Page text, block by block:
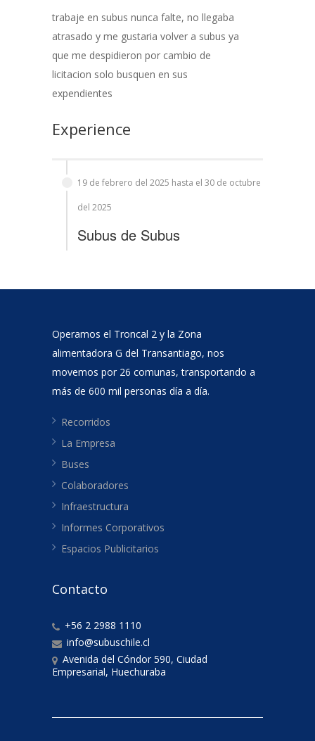
trabaje en subus nunca falte, no llegaba
atrasado y me gustaria volver a subus ya
que me despidieron por cambio de
licitacion solo busquen en sus
expendientes
Experience
19 de febrero del 2025 hasta el 30 de octubre
del 2025
Subus de Subus
Operamos el Troncal 2 y la Zona
alimentadora G del Transantiago, nos
movemos por 26 comunas, transportando a
más de 600 mil personas día a día.
Recorridos
La Empresa
Buses
Colaboradores
Infraestructura
Informes Corporativos
Espacios Publicitarios
Contacto
+56 2 2988 1110
info@subuschile.cl
Avenida del Cóndor 590, Ciudad
Empresarial, Huechuraba